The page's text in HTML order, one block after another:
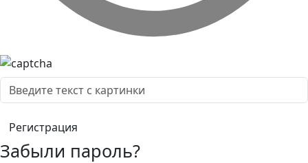
Забыли пароль?